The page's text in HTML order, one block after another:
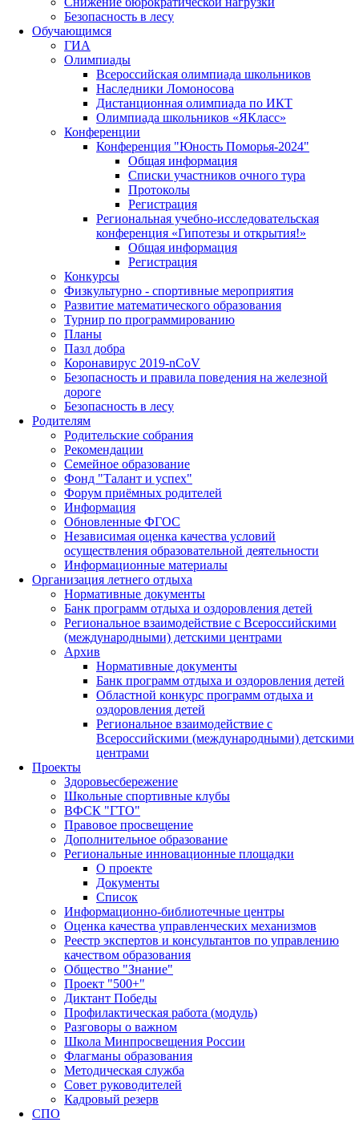
Безопасность в лесу
Обучающимся
ГИА
Олимпиады
Всероссийская олимпиада школьников
Наследники Ломоносова
Дистанционная олимпиада по ИКТ
Олимпиада школьников «ЯКласс»
Конференции
Конференция "Юность Поморья-2024"
Общая информация
Списки участников очного тура
Протоколы
Регистрация
Региональная учебно-исследовательская
конференция «Гипотезы и открытия!»
Общая информация
Регистрация
Конкурсы
Физкультурно - спортивные мероприятия
Развитие математического образования
Турнир по программированию
Планы
Пазл добра
Коронавирус 2019-nCoV
Безопасность и правила поведения на железной
дороге
Безопасность в лесу
Родителям
Родительские собрания
Рекомендации
Семейное образование
Фонд "Талант и успех"
Форум приёмных родителей
Информация
Обновленные ФГОС
Независимая оценка качества условий
осуществления образовательной деятельности
Информационные материалы
Организация летнего отдыха
Нормативные документы
Банк программ отдыха и оздоровления детей
Региональное взаимодействие с Всероссийскими
(международными) детскими центрами
Архив
Нормативные документы
Банк программ отдыха и оздоровления детей
Областной конкурс программ отдыха и
оздоровления детей
Региональное взаимодействие с
Всероссийскими (международными) детскими
центрами
Проекты
Здоровьесбережение
Школьные спортивные клубы
ВФСК "ГТО"
Правовое просвещение
Дополнительное образование
Региональные инновационные площадки
О проекте
Документы
Список
Информационно-библиотечные центры
Оценка качества управленческих механизмов
Реестр экспертов и консультантов по управлению
качеством образования
Общество "Знание"
Проект "500+"
Диктант Победы
Профилактическая работа (модуль)
Разговоры о важном
Школа Минпросвещения России
Флагманы образования
Методическая служба
Совет руководителей
Кадровый резерв
СПО